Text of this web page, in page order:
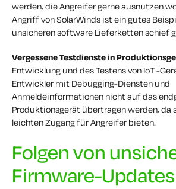
werden, die Angreifer gerne ausnutzen
Angriff von SolarWinds ist ein gutes
unsicheren software Lieferketten schief
Vergessene Testdienste in
Entwicklung und des Testens von IoT -
Entwickler mit Debugging-Diensten und
Anmeldeinformationen nicht auf das
Produktionsgerät übertragen werden, da
leichten Zugang für Angreifer bieten.
Folgen von
Firmware-Updates